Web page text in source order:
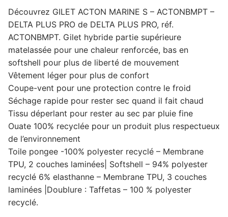
Découvrez GILET ACTON MARINE S – ACTONBMPT –
DELTA PLUS PRO de DELTA PLUS PRO, réf.
ACTONBMPT. Gilet hybride partie supérieure
matelassée pour une chaleur renforcée, bas en
softshell pour plus de liberté de mouvement
Vêtement léger pour plus de confort
Coupe-vent pour une protection contre le froid
Séchage rapide pour rester sec quand il fait chaud
Tissu déperlant pour rester au sec par pluie fine
Ouate 100% recyclée pour un produit plus respectueux
de l’environnement
Toile pongee -100% polyester recyclé – Membrane
TPU, 2 couches laminées| Softshell – 94% polyester
recyclé 6% elasthanne – Membrane TPU, 3 couches
laminées |Doublure : Taffetas – 100 % polyester
recyclé.